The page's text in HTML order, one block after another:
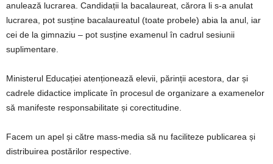
anulează lucrarea. Candidații la bacalaureat, cărora li s-a anulat
lucrarea, pot susține bacalaureatul (toate probele) abia la anul, iar
cei de la gimnaziu – pot susține examenul în cadrul sesiunii
suplimentare.
Ministerul Educației atenționează elevii, părinții acestora, dar și
cadrele didactice implicate în procesul de organizare a examenelor
să manifeste responsabilitate și corectitudine.
Facem un apel și către mass-media să nu faciliteze publicarea și
distribuirea postărilor respective.